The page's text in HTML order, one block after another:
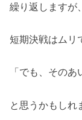
繰り返しますが
短期決戦はムリ
「でも、その
と思うかもしれ